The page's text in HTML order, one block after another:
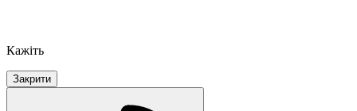
Кажіть
Закрити